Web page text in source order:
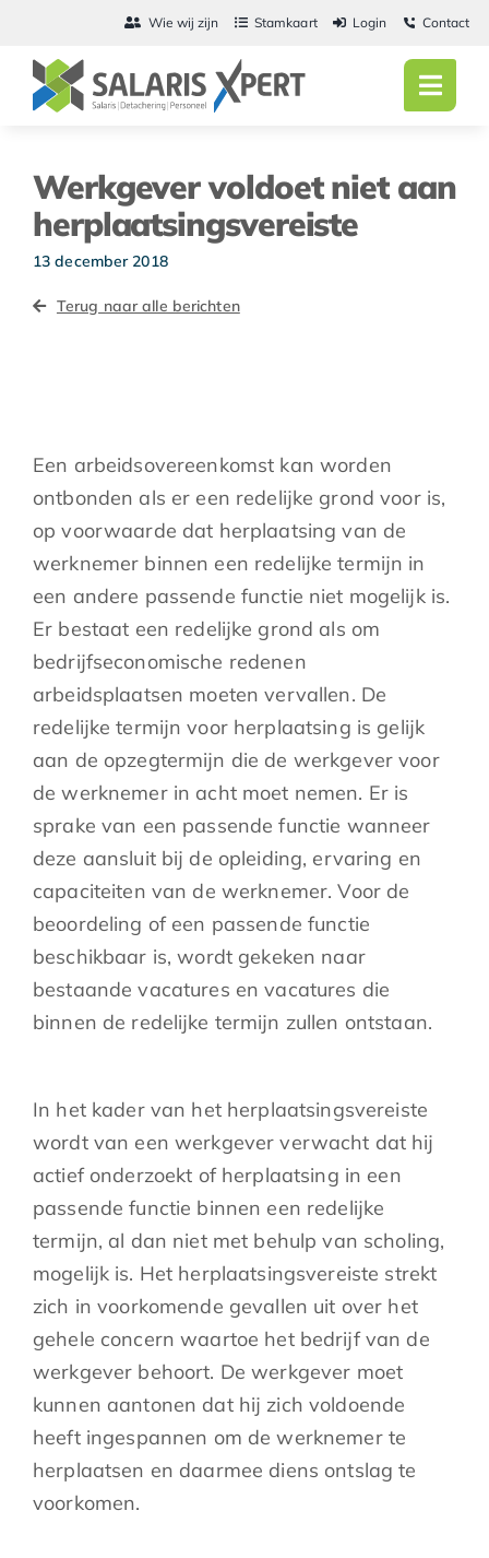
inhoud
Wie wij zijn Stamkaart Login Contact
Werkgever voldoet niet aan
herplaatsingsvereiste
13 december 2018
Terug naar alle berichten
Een arbeidsovereenkomst kan worden
ontbonden als er een redelijke grond voor is,
op voorwaarde dat herplaatsing van de
werknemer binnen een redelijke termijn in
een andere passende functie niet mogelijk is.
Er bestaat een redelijke grond als om
bedrijfseconomische redenen
arbeidsplaatsen moeten vervallen. De
redelijke termijn voor herplaatsing is gelijk
aan de opzegtermijn die de werkgever voor
de werknemer in acht moet nemen. Er is
sprake van een passende functie wanneer
deze aansluit bij de opleiding, ervaring en
capaciteiten van de werknemer. Voor de
beoordeling of een passende functie
beschikbaar is, wordt gekeken naar
bestaande vacatures en vacatures die
binnen de redelijke termijn zullen ontstaan.
In het kader van het herplaatsingsvereiste
wordt van een werkgever verwacht dat hij
actief onderzoekt of herplaatsing in een
passende functie binnen een redelijke
termijn, al dan niet met behulp van scholing,
mogelijk is. Het herplaatsingsvereiste strekt
zich in voorkomende gevallen uit over het
gehele concern waartoe het bedrijf van de
werkgever behoort. De werkgever moet
kunnen aantonen dat hij zich voldoende
heeft ingespannen om de werknemer te
herplaatsen en daarmee diens ontslag te
voorkomen.